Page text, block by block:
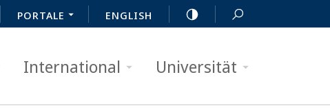
PORTALE ENGLISH
International Universität